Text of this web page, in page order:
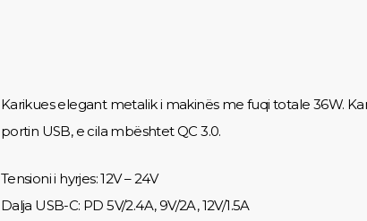
Karikues elegant metalik i makinës me fuqi totale 36W.
portin USB, e cila mbështet QC 3.0.
Tensioni i hyrjes: 12V – 24V
Dalja USB-C: PD 5V/2.4A, 9V/2A, 12V/1.5A